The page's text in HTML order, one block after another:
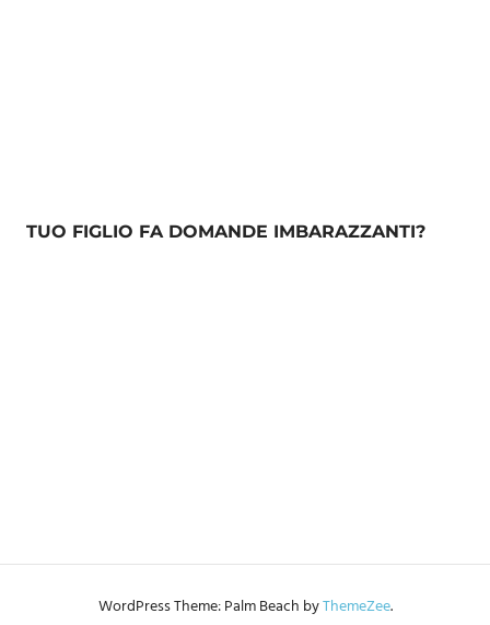
TUO FIGLIO FA DOMANDE IMBARAZZANTI?
WordPress Theme: Palm Beach byThemeZee.